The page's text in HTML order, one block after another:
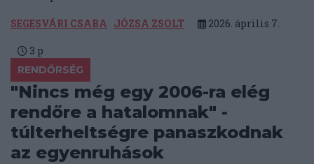
SEGESVÁRI CSABA JÓZSA ZSOLT 2026. április 7.
3 p
RENDŐRSÉG
"Nincs még egy 2006-ra elég
rendőre a hatalomnak" -
túlterheltségre panaszkodnak
az egyenruhások